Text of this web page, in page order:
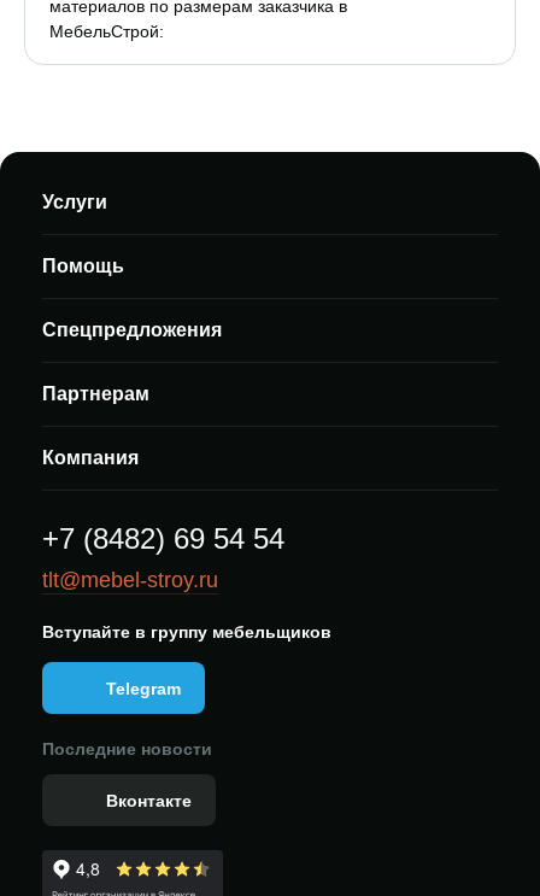
материалов по размерам заказчика в
МебельСтрой:
Услуги
Помощь
Спецпредложения
Партнерам
Компания
+7 (8482) 69 54 54
tlt@mebel-stroy.ru
Вступайте в группу мебельщиков
Telegram
Последние новости
Вконтакте